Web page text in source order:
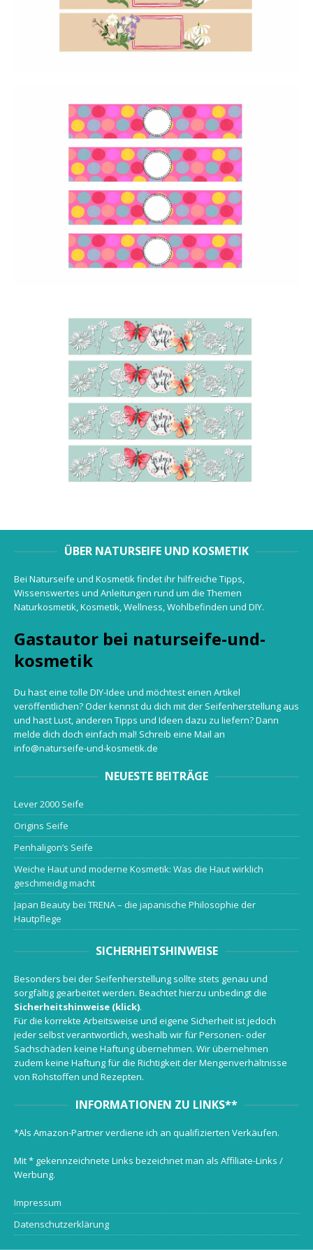
ÜBER NATURSEIFE UND KOSMETIK
Bei Naturseife und Kosmetik findet ihr hilfreiche Tipps,
Wissenswertes und Anleitungen rund um die Themen
Naturkosmetik, Kosmetik, Wellness, Wohlbefinden und DIY.
Gastautor bei naturseife-und-
kosmetik
Du hast eine tolle DIY-Idee und möchtest einen Artikel
veröffentlichen? Oder kennst du dich mit der Seifenherstellung aus
und hast Lust, anderen Tipps und Ideen dazu zu liefern? Dann
melde dich doch einfach mal! Schreib eine Mail an
info@naturseife-und-kosmetik.de
NEUESTE BEITRÄGE
Lever 2000 Seife
Origins Seife
Penhaligon’s Seife
Weiche Haut und moderne Kosmetik: Was die Haut wirklich
geschmeidig macht
Japan Beauty bei TRENA – die japanische Philosophie der
Hautpflege
SICHERHEITSHINWEISE
Besonders bei der Seifenherstellung sollte stets genau und
sorgfältig gearbeitet werden. Beachtet hierzu unbedingt die
Sicherheitshinweise (klick).
Für die korrekte Arbeitsweise und eigene Sicherheit ist jedoch
jeder selbst verantwortlich, weshalb wir für Personen- oder
Sachschäden keine Haftung übernehmen. Wir übernehmen
zudem keine Haftung für die Richtigkeit der Mengenverhältnisse
von Rohstoffen und Rezepten.
INFORMATIONEN ZU LINKS**
*Als Amazon-Partner verdiene ich an qualifizierten Verkäufen.
Mit * gekennzeichnete Links bezeichnet man als Affiliate-Links /
Werbung.
Impressum
Datenschutzerklärung